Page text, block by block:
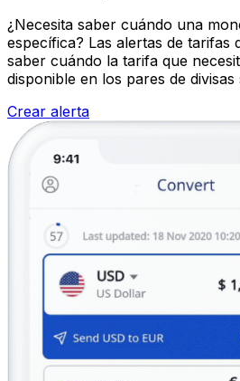
¿Necesita saber cuándo una
específica? Las alertas de tarifas
saber cuándo la tarifa que
disponible en los pares de divisas
Crear alerta